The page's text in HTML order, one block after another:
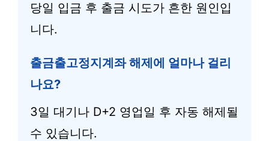
당일 입금 후 출금 시도가 흔한 원인입
니다.
출금출고정지계좌 해제에 얼마나 걸리
나요?
3일 대기나 D+2 영업일 후 자동 해제될
수 있습니다.